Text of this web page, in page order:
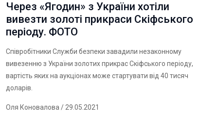
Через «Ягодин» з України хотіли
вивезти золоті прикраси Скіфського
періоду. ФОТО
Співробітники Служби безпеки завадили незаконному
вивезенню з України золотих прикрас Скіфського періоду,
вартість яких на аукціонах може стартувати від 40 тисяч
доларів.
Оля Коновалова / 29.05.2021